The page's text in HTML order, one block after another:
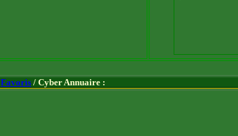
Favoris / Cyber Annuaire :